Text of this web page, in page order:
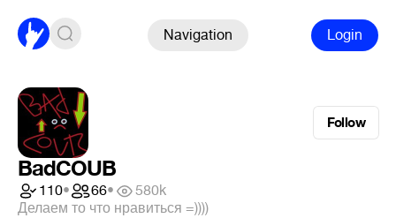
Navigation Login
Follow
BadCOUB
110• 66•
580k
Делаем то что нравиться =))))